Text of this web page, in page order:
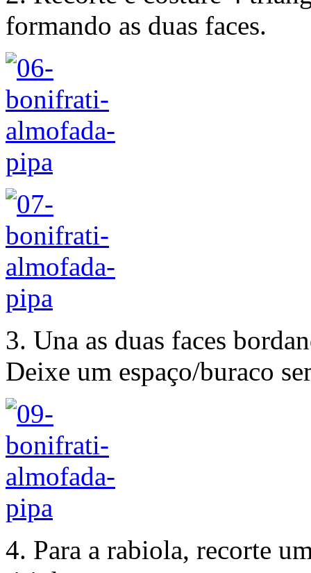
formando as duas faces.
3. Una as duas faces
Deixe um espaço/buraco
4. Para a rabiola, recorte